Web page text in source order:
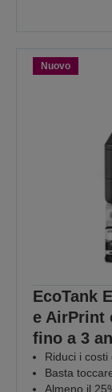
Nuovo
EcoTank
e AirPrint
fino a 3
Riduci i costi
Basta
Almeno il